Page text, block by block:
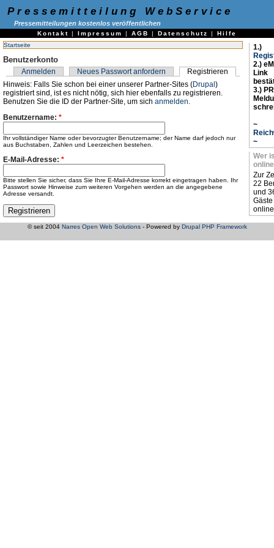
Pressemitteilung WebService
Pressemitteilungen kostenlos veröffentlichen
Kontakt | Impressum | AGB | Datenschutz | Hilfe
Startseite
Benutzerkonto
Anmelden Neues Passwort anfordern
Registrieren
Hinweis: Falls Sie schon bei einer unserer Partner-Sites (Drupal)
registriert sind, ist es nicht nötig, sich hier ebenfalls zu registrieren.
Benutzen Sie die ID der Partner-Site, um sich anmelden
Benutzername: *
Ihr vollständiger Name oder bevorzugter Benutzername; der Name darf jedoch nur
aus Buchstaben, Zahlen und Leerzeichen bestehen.
E-Mail-Adresse: *
Bitte stellen Sie sicher, dass Sie Ihre E-Mail-Adresse korrekt eingetragen haben. Ihr
Passwort sowie Hinweise zum weiteren Vorgehen werden an die angegebene
Adresse versandt.
1.)
2.)
Link
3.)
~
~
Wer
online
Zur
22
und
Gäste
© seit 2004 Narres Open Web Solutions- Powered by Drupal PHP Framework